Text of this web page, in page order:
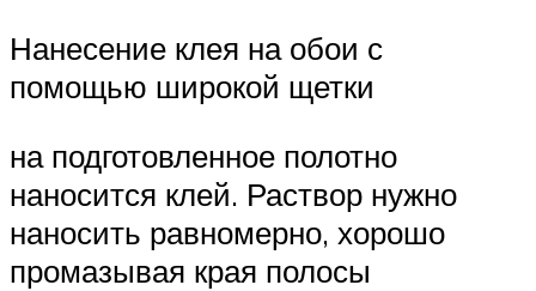
Нанесение клея на обои с
помощью широкой щетки
на подготовленное полотно
наносится клей. Раствор нужно
наносить равномерно, хорошо
промазывая края полосы